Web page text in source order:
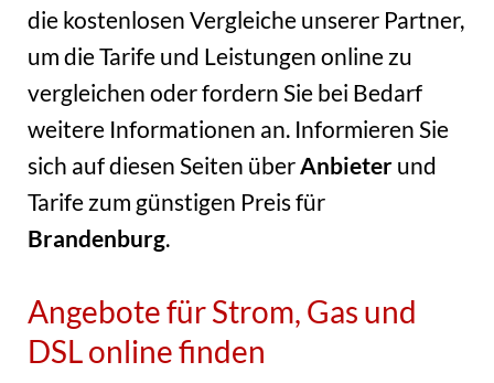
die kostenlosen Vergleiche unserer Partner,
um die Tarife und Leistungen online zu
vergleichen oder fordern Sie bei Bedarf
weitere Informationen an. Informieren Sie
sich auf diesen Seiten überAnbieterund
Tarife zum günstigen Preis für
Brandenburg.
Angebote für Strom, Gas und
DSL online finden